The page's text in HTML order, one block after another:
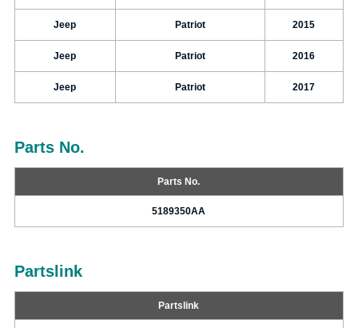
Jeep Patriot 2015
Jeep Patriot 2016
Jeep Patriot 2017
Parts No.
Parts No.
5189350AA
Partslink
Partslink